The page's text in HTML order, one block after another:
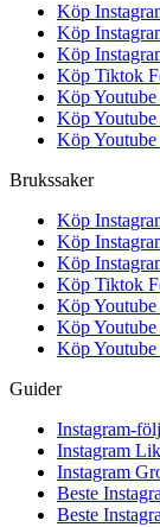
Köp
Köp
Köp
Köp Tiktok
Köp
Köp
Köp Youtube
Brukssaker
Köp
Köp
Köp
Köp Tiktok
Köp
Köp
Köp Youtube
Guider
Instagram-
Instagram
Instagram
Beste
Beste